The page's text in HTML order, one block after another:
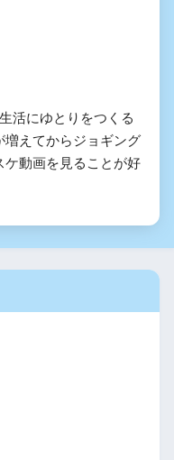
活にゆとりをつくる
増えてからジョギング
ケ動画を見ることが好